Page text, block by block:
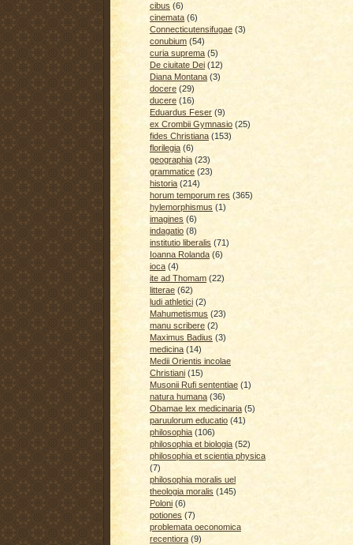
cibus (6)
cinemata (6)
Connecticutensifugae (3)
conubium (54)
curia suprema (5)
De ciuitate Dei (12)
Diana Montana (3)
docere (29)
ducere (16)
Eduardus Feser (9)
ex Crombii Gymnasio (25)
fides Christiana (153)
florilegia (6)
geographia (23)
grammatice (23)
historia (214)
horum temporum res (365)
hylemorphismus (1)
imagines (6)
indagatio (8)
institutio liberalis (71)
Ioanna Rolanda (6)
ioca (4)
ite ad Thomam (22)
litterae (62)
ludi athletici (2)
Mahumetismus (23)
manu scribere (2)
Maximus Badius (3)
medicina (14)
Medii Orientis incolae
Christiani (15)
Musonii Rufi sententiae (1)
natura humana (36)
Obamae lex medicinaria (5)
paruulorum educatio (41)
philosophia (106)
philosophia et biologia (52)
philosophia et scientia physica
(7)
philosophia moralis uel
theologia moralis (145)
Poloni (6)
potiones (7)
problemata oeconomica
recentiora (9)